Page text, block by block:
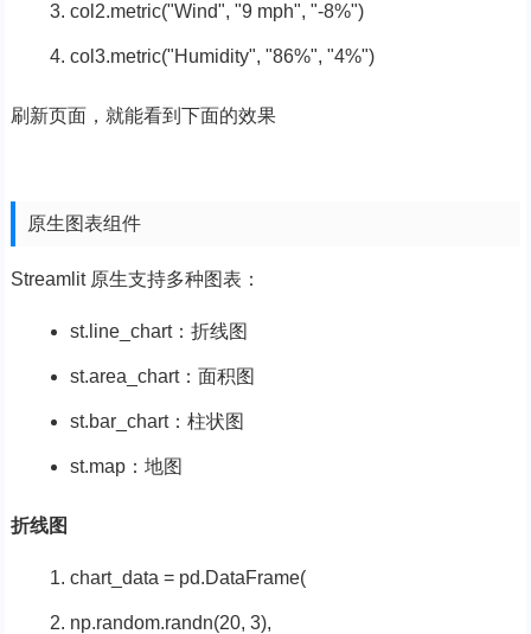
col2.metric("Wind", "9 mph", "-8%")
col3.metric("Humidity", "86%", "4%")
刷新页面，就能看到下面的效果
原生图表组件
Streamlit 原生支持多种图表：
st.line_chart：折线图
st.area_chart：面积图
st.bar_chart：柱状图
st.map：地图
折线图
chart_data = pd.DataFrame(
np.random.randn(20, 3),